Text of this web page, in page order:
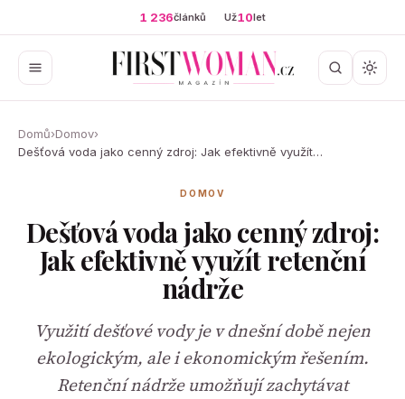
1 236článků Už10let
Domů›Domov›
Dešťová voda jako cenný zdroj: Jak efektivně využít…
DOMOV
Dešťová voda jako cenný zdroj:
Jak efektivně využít retenční
nádrže
Využití dešťové vody je v dnešní době nejen
ekologickým, ale i ekonomickým řešením.
Retenční nádrže umožňují zachytávat